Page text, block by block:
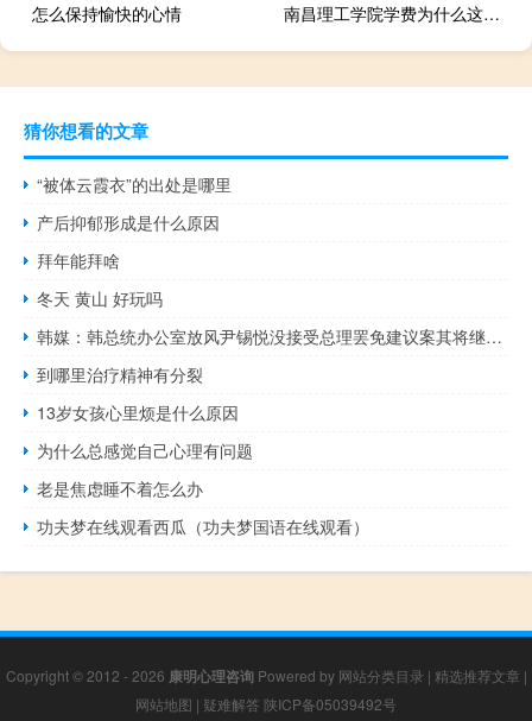
怎么保持愉快的心情
南昌理工学院学费为什么这么贵 南昌理工学院学费
猜你想看的文章
“被体云霞衣”的出处是哪里
产后抑郁形成是什么原因
拜年能拜啥
冬天 黄山 好玩吗
韩媒：韩总统办公室放风尹锡悦没接受总理罢免建议案其将继续履职
到哪里治疗精神有分裂
13岁女孩心里烦是什么原因
为什么总感觉自己心理有问题
老是焦虑睡不着怎么办
功夫梦在线观看西瓜（功夫梦国语在线观看）
Copyright © 2012 - 2026 康明心理咨询Powered by 网站分类目录 | 精选推荐文章 |
网站地图 | 疑难解答 陕ICP备05039492号